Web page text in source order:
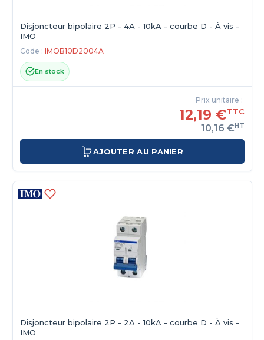
Disjoncteur bipolaire 2P - 4A - 10kA - courbe D - À vis -
IMO
Code : IMOB10D2004A
En stock
Prix unitaire :
12,19 €TTC
10,16 €HT
AJOUTER AU PANIER
Disjoncteur bipolaire 2P - 2A - 10kA - courbe D - À vis -
IMO